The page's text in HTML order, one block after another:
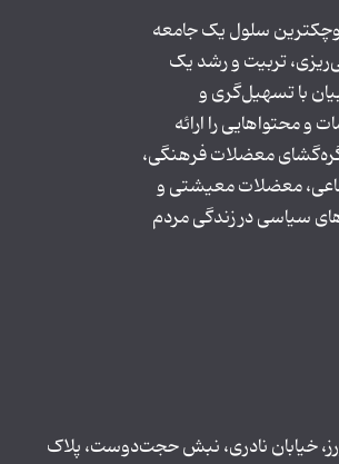
سلول یک جامعه
تربیت و رشد یک
با تسهیل‌گری و
و محتواهایی را ارائه
معضلات فرهنگی،
معضلات معیشتی و
سیاسی در زندگی مردم
خیابان نادری، نبش حجت‌دوست، پلاک